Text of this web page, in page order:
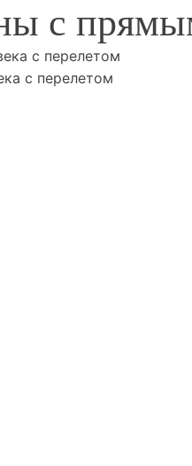
с
с перелетом
с перелетом